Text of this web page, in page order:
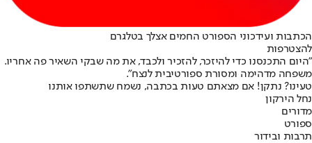
הכתבות ועידכוני הספורט החמים אצלך בטלגרם
להצטרפות
"היום התכנסנו כדי להיזכר, להזכיר ולכבד, את מה שבקי השאיר פה אחריו.
משפחה מדהימה ומסורת ספורטיבית לנצח".
טעינו? נתקן! אם מצאתם טעות בכתבה, נשמח שתשתפו אותנו
נחל הירקון
מדורים
ספורט
תרבות ובידור